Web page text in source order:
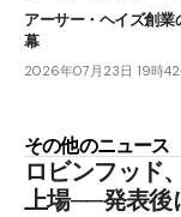
アーサー・ヘイズ創
幕
2026年07月23日 19時
その他のニュース
ロビンフッド
上場──発表後